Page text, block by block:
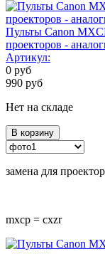
Пульты Canon
проекторов -
Артикул:
0 руб
990 руб
Нет на складе
В корзину
замена для
mxcp = cxzr